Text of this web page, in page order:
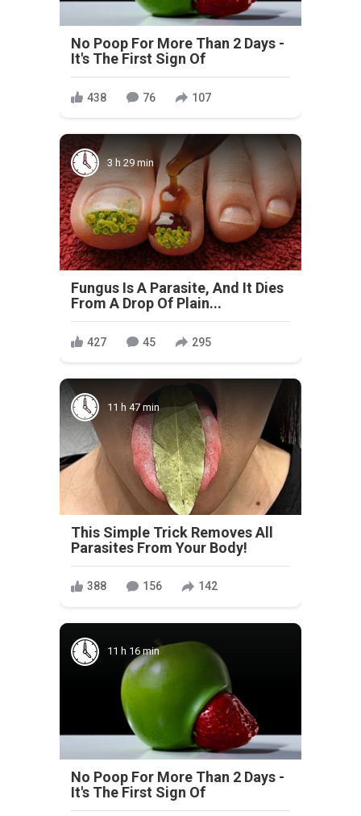
No Poop For More Than 2 Days -
It's The First Sign Of
438 76 107
3 h 29 min
Fungus Is A Parasite, And It Dies
From A Drop Of Plain...
427 45 295
11 h 47 min
This Simple Trick Removes All
Parasites From Your Body!
388 156 142
11 h 16 min
No Poop For More Than 2 Days -
It's The First Sign Of